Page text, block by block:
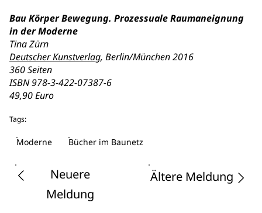
Bau Körper Bewegung. Prozessuale Raumaneignung
in der Moderne
Tina Zürn
Deutscher Kunstverlag, Berlin/München 2016
360 Seiten
ISBN978-3-422-07387-6
49,90 Euro
Tags:
Moderne Bücher im Baunetz
Neuere
Meldung
Ältere Meldung